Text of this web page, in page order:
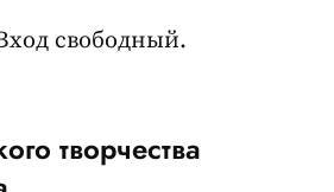
свободный.
творчества